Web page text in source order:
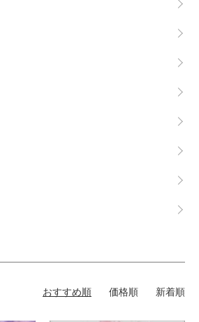
おすすめ順 価格順 新着順